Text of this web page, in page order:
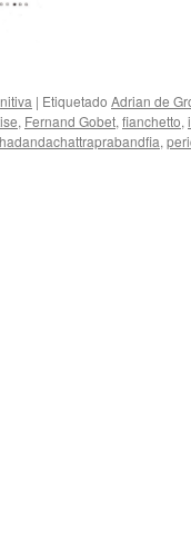
| Etiquetado Adrian de
, Fernand Gobet, fianchetto,
,